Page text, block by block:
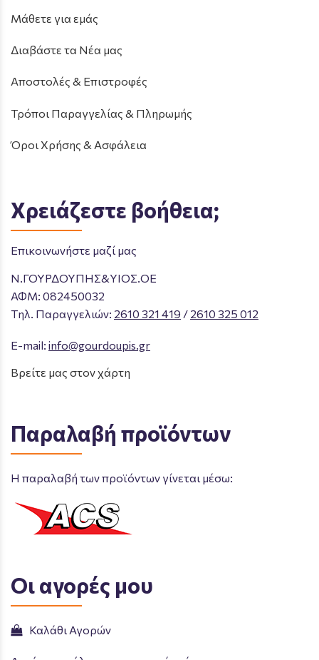
Μάθετε για εμάς
Διαβάστε τα Νέα μας
Αποστολές & Επιστροφές
Τρόποι Παραγγελίας & Πληρωμής
Όροι Χρήσης & Ασφάλεια
Χρειάζεστε βοήθεια;
Επικοινωνήστε μαζί μας
Ν.ΓΟΥΡΔΟΥΠΗΣ&ΥΙΟΣ.ΟΕ
ΑΦΜ: 082450032
Tηλ. Παραγγελιών: 2610 321 419 / 2610 325 012
E-mail: info@gourdoupis.gr
Βρείτε μας στον χάρτη
Παραλαβή προϊόντων
Η παραλαβή των προϊόντων γίνεται μέσω:
Οι αγορές μου
Καλάθι Αγορών